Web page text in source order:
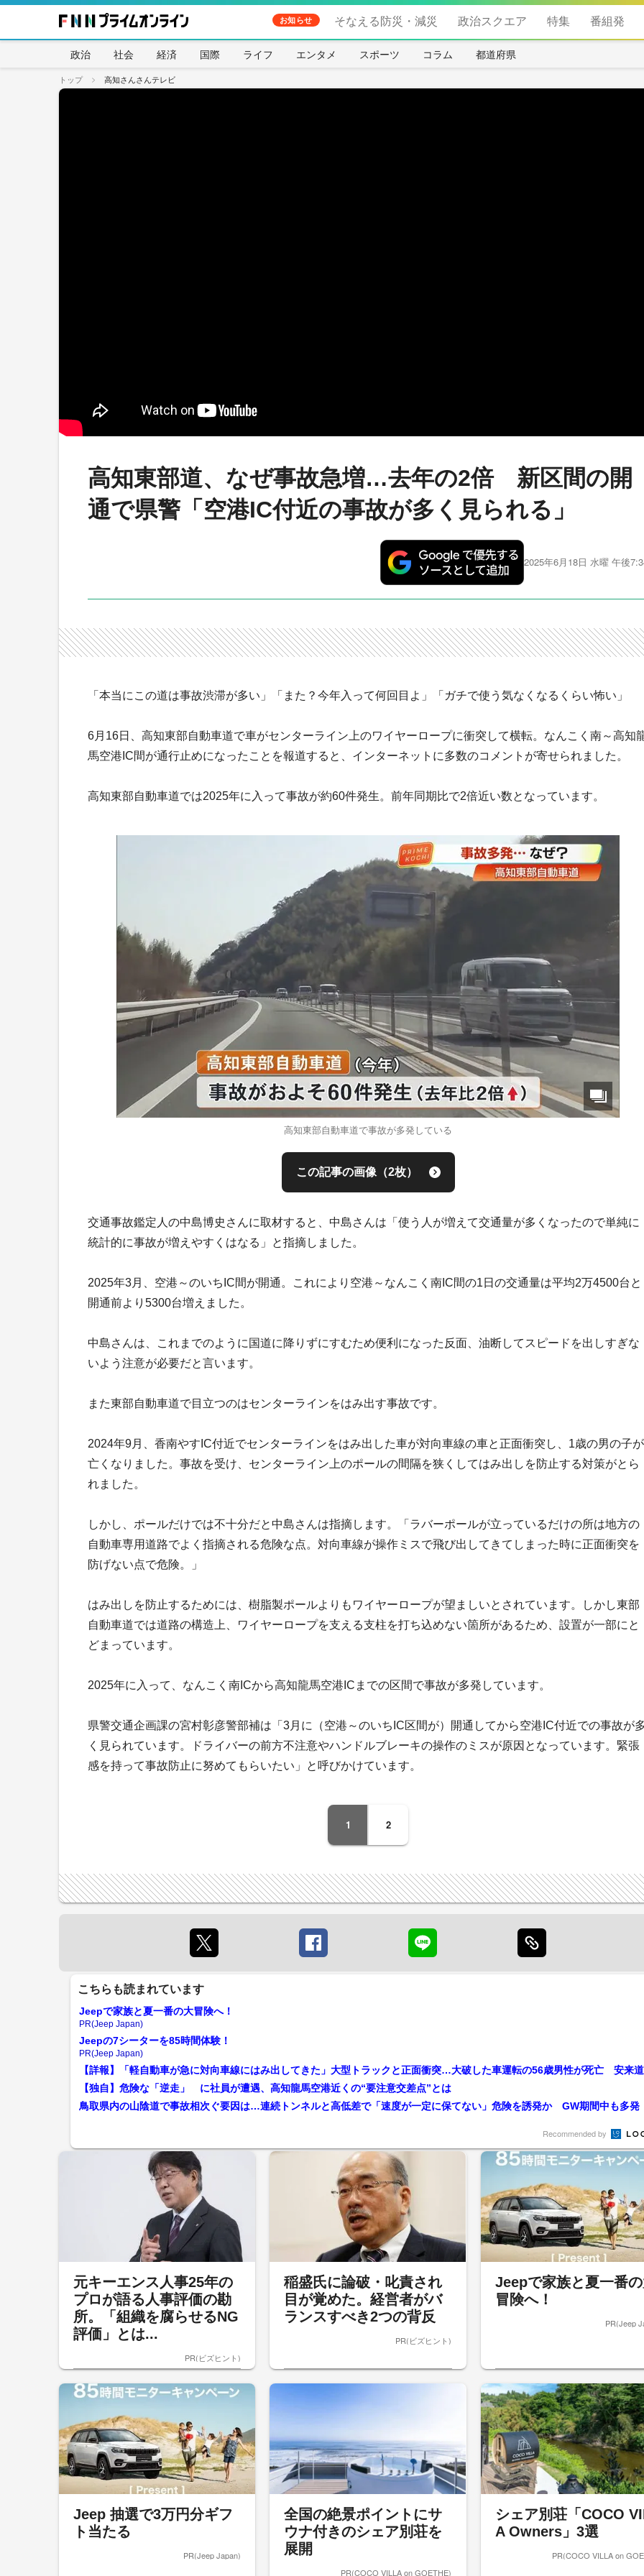
お知らせ そなえる防災・減災 政治スクエア 特集 番組発
政治 社会 経済 国際 ライフ エンタメ スポーツ コラム 都道府県
トップ 高知さんさんテレビ
高知東部道、なぜ事故急増…去年の2倍 新区間の開
通で県警「空港IC付近の事故が多く見られる」
2025年6月18日 水曜 午後
「本当にこの道は事故渋滞が多い」「また？今年入って何回目よ」「ガチで使う気なくなるくらい怖い」
6月16日、高知東部自動車道で車がセンターライン上のワイヤーロープに衝突して横転。なんこく南～高知
馬空港IC間が通行止めになったことを報道すると、インターネットに多数のコメントが寄せられました。
高知東部自動車道では2025年に入って事故が約60件発生。前年同期比で2倍近い数となっています。
高知東部自動車道で事故が多発している
この記事の画像（2枚）
交通事故鑑定人の中島博史さんに取材すると、中島さんは「使う人が増えて交通量が多くなったので単純に
統計的に事故が増えやすくはなる」と指摘しました。
2025年3月、空港～のいちIC間が開通。これにより空港～なんこく南IC間の1日の交通量は平均2万4500台と
開通前より5300台増えました。
中島さんは、これまでのように国道に降りずにすむため便利になった反面、油断してスピードを出しすぎな
いよう注意が必要だと言います。
また東部自動車道で目立つのはセンターラインをはみ出す事故です。
2024年9月、香南やすIC付近でセンターラインをはみ出した車が対向車線の車と正面衝突し、1歳の男の子が
亡くなりました。事故を受け、センターライン上のポールの間隔を狭くしてはみ出しを防止する対策がとら
れました。
しかし、ポールだけでは不十分だと中島さんは指摘します。「ラバーポールが立っているだけの所は地方の
自動車専用道路でよく指摘される危険な点。対向車線が操作ミスで飛び出してきてしまった時に正面衝突を
防げない点で危険。」
はみ出しを防止するためには、樹脂製ポールよりもワイヤーロープが望ましいとされています。しかし東部
自動車道では道路の構造上、ワイヤーロープを支える支柱を打ち込めない箇所があるため、設置が一部にと
どまっています。
2025年に入って、なんこく南ICから高知龍馬空港ICまでの区間で事故が多発しています。
県警交通企画課の宮村彰彦警部補は「3月に（空港～のいちIC区間が）開通してから空港IC付近での事故が
く見られています。ドライバーの前方不注意やハンドルブレーキの操作のミスが原因となっています。緊張
感を持って事故防止に努めてもらいたい」と呼びかけています。
1 2
こちらも読まれています
Jeepで家族と夏一番の大冒険へ！
PR(Jeep Japan)
Jeepの7シーターを85時間体験！
PR(Jeep Japan)
【独自】危険な「逆走」 に社員が遭遇、高知龍馬空港近くの“要注意交差点”とは
Recommended by
元キーエンス人事25年の
プロが語る人事評価の勘
所。「組織を腐らせるNG
評価」とは...
PR(ビズヒント)
稲盛氏に論破・叱責され
目が覚めた。経営者がバ
ランスすべき2つの背反
PR(ビズヒント)
Jeepで家族と夏一番
冒険へ！
PR(Jeep
Jeep 抽選で3万円分ギフ
ト当たる
PR(Jeep Japan)
全国の絶景ポイントにサ
ウナ付きのシェア別荘を
展開
PR(COCO VILLA on GOETHE)
シェア別荘「COCO
A Owners」3選
PR(COCO VILLA on